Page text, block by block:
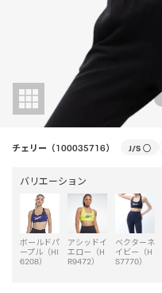
チェリー（100035716） J/S ○
バリエーション
ボールドパ
ープル（HI
6208）
アシッドイ
エロー（H
R9472）
ベクターネ
イビー（H
S7770）